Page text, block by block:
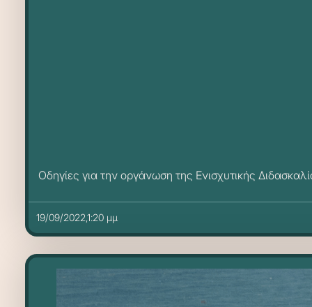
Οδηγίες για την οργάνωση της Ενισχυτικής
19/09/2022,1:20 μμ